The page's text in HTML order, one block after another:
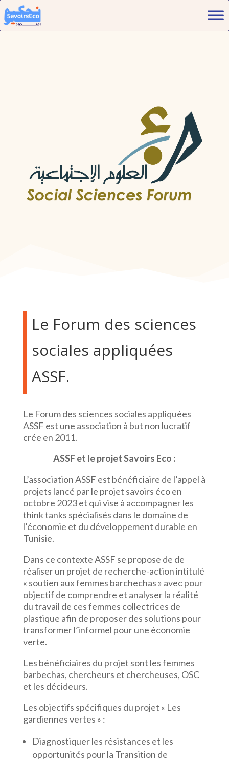
Le Forum des sciences
sociales appliquées
ASSF.
Le Forum des sciences sociales appliquées
ASSF est une association à but non lucratif
crée en 2011.
ASSF et le projet Savoirs Eco :
L’association ASSF est bénéficiaire de l’appel à
projets lancé par le projet savoirs éco en
octobre 2023 et qui vise à accompagner les
think tanks spécialisés dans le domaine de
l’économie et du développement durable en
Tunisie.
Dans ce contexte ASSF se propose de de
réaliser un projet de recherche-action intitulé
« soutien aux femmes barchechas » avec pour
objectif de comprendre et analyser la réalité
du travail de ces femmes collectrices de
plastique afin de proposer des solutions pour
transformer l’informel pour une économie
verte.
Les bénéficiaires du projet sont les femmes
barbechas, chercheurs et chercheuses, OSC
et les décideurs.
Les objectifs spécifiques du projet « Les
gardiennes vertes » :
Diagnostiquer les résistances et les
opportunités pour la Transition de